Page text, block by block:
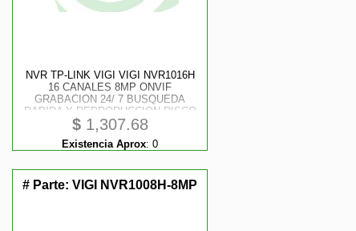
NVR TP-LINK VIGI VIGI NVR1016H
16 CANALES 8MP ONVIF
GRABACION 24/ 7 BUSQUEDA
RAPIDA Y REPRODUCCION DISCO
DURO HASTA 10 TB H.265
MONITOREO REMOTO
$1,307.68
Existencia Aprox: 0
# Parte:VIGI NVR1008H-8MP